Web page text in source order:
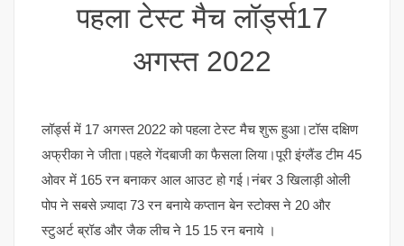
पहला टेस्ट मैच लॉर्ड्स17
अगस्त 2022
लॉर्ड्स में 17 अगस्त 2022 को पहला टेस्ट मैच शुरू हुआ।टॉस दक्षिण
अफ्रीका ने जीता।पहले गेंदबाजी का फैसला लिया।पूरी इंग्लैंड टीम 45
ओवर में 165 रन बनाकर आल आउट हो गई।नंबर 3 खिलाड़ी ओली
पोप ने सबसे ज़्यादा 73 रन बनाये कप्तान बेन स्टोक्स ने 20 और
स्टुअर्ट ब्रॉड और जैक लीच ने 15 15 रन बनाये ।